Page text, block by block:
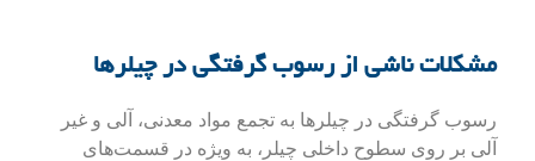
مشکلات ناشی از رسوب گرفتگی در چیلرها
رسوب گرفتگی در چیلرها به تجمع مواد معدنی، آلی و غیر
آلی بر روی سطوح داخلی چیلر، به ویژه در قسمت‌های